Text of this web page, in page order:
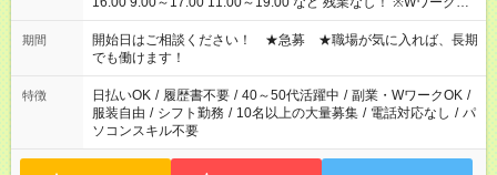
場合、他のお仕事と合わせ週40時間超の就業はご案内できませ
ん ※法令に基づき、週20時間以上勤務は社会保険への加入対象
となります ※労働者派遣法（日雇い派遣の原則禁止）により、
短時間・短期間の就業はご案内が難しい場合があります
期間
開始日はご相談ください！ ★急募 ★職場が気に入れば、長期
でも働けます！
特徴 日払いOK / 履歴書不要 / 40～50代活躍中 / 副業・WワークOK /
服装自由 / シフト勤務 / 10名以上の大量募集 / 電話対応なし / パ
ソコンスキル不要